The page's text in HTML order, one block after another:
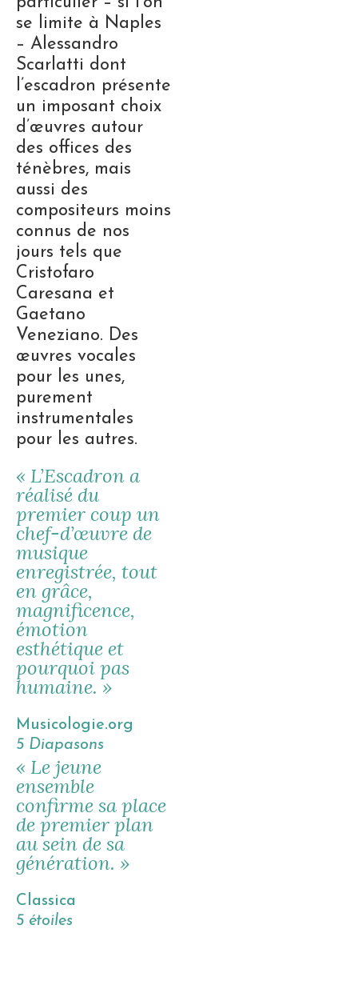
se limite à Naples
– Alessandro
Scarlatti dont
l’escadron présente
un imposant choix
d’œuvres autour
des offices des
ténèbres, mais
aussi des
compositeurs moins
connus de nos
jours tels que
Cristofaro
Caresana et
Gaetano
Veneziano. Des
œuvres vocales
pour les unes,
purement
instrumentales
pour les autres.
« L’Escadron a
réalisé du
premier coup un
chef-d’œuvre de
musique
enregistrée, tout
en grâce,
magnificence,
émotion
esthétique et
pourquoi pas
humaine. »
Musicologie.org
5 Diapasons
« Le jeune
ensemble
confirme sa place
de premier plan
au sein de sa
génération. »
Classica
5 étoiles